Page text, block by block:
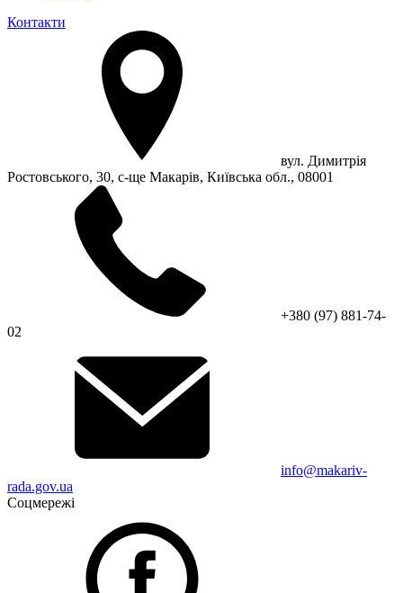
Контакти
вул. Димитрія
Ростовського, 30, с-ще Макарів, Київська обл., 08001
+380 (97) 881-74-
02
info@makariv-
rada.gov.ua
Соцмережі